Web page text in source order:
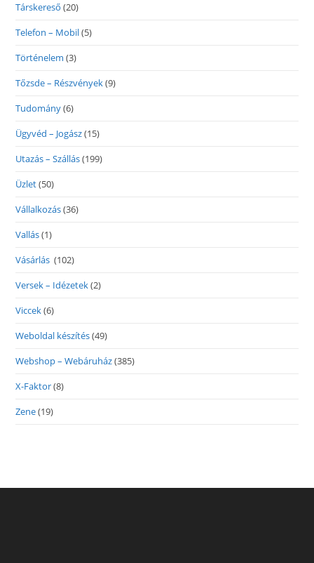
Társkereső (20)
Telefon – Mobil(5)
Történelem (3)
Tőzsde – Részvények(9)
Tudomány(6)
Ügyvéd – Jogász(15)
Utazás – Szállás(199)
Üzlet(50)
Vállalkozás(36)
Vallás(1)
Vásárlás (102)
Versek – Idézetek(2)
Viccek(6)
Weboldal készítés(49)
Webshop – Webáruház(385)
X-Faktor(8)
Zene(19)